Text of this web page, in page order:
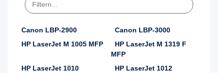
Canon LBP-2900
Canon LBP-3000
HP LaserJet M 1005 MFP
HP LaserJet M 1319 F
MFP
HP LaserJet 1010
HP LaserJet 1012